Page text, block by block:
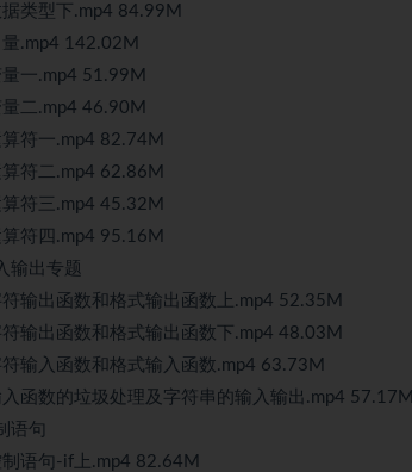
类型下.mp4 84.99M
.mp4 142.02M
一.mp4 51.99M
二.mp4 46.90M
符一.mp4 82.74M
符二.mp4 62.86M
符三.mp4 45.32M
符四.mp4 95.16M
输出专题
输出函数和格式输出函数上.mp4 52.35M
输出函数和格式输出函数下.mp4 48.03M
输入函数和格式输入函数.mp4 63.73M
函数的垃圾处理及字符串的输入输出.mp4 57.17M
语句
语句-if上.mp4 82.64M